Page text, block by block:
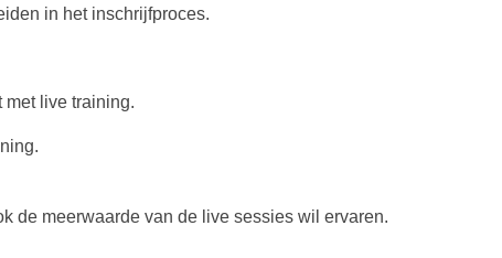
in het inschrijfproces.
met live training.
de meerwaarde van de live sessies wil ervaren.